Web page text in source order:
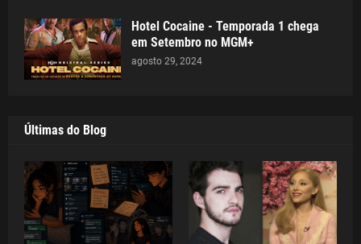
Hotel Cocaine - Temporada 1 chega
em Setembro no MGM+
agosto 29, 2024
Últimas do Blog